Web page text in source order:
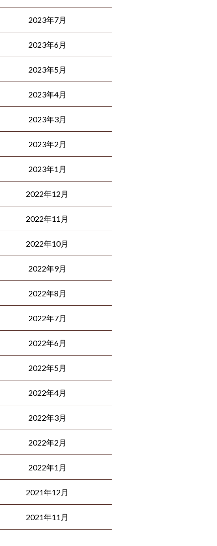
2023年7月
2023年6月
2023年5月
2023年4月
2023年3月
2023年2月
2023年1月
2022年12月
2022年11月
2022年10月
2022年9月
2022年8月
2022年7月
2022年6月
2022年5月
2022年4月
2022年3月
2022年2月
2022年1月
2021年12月
2021年11月